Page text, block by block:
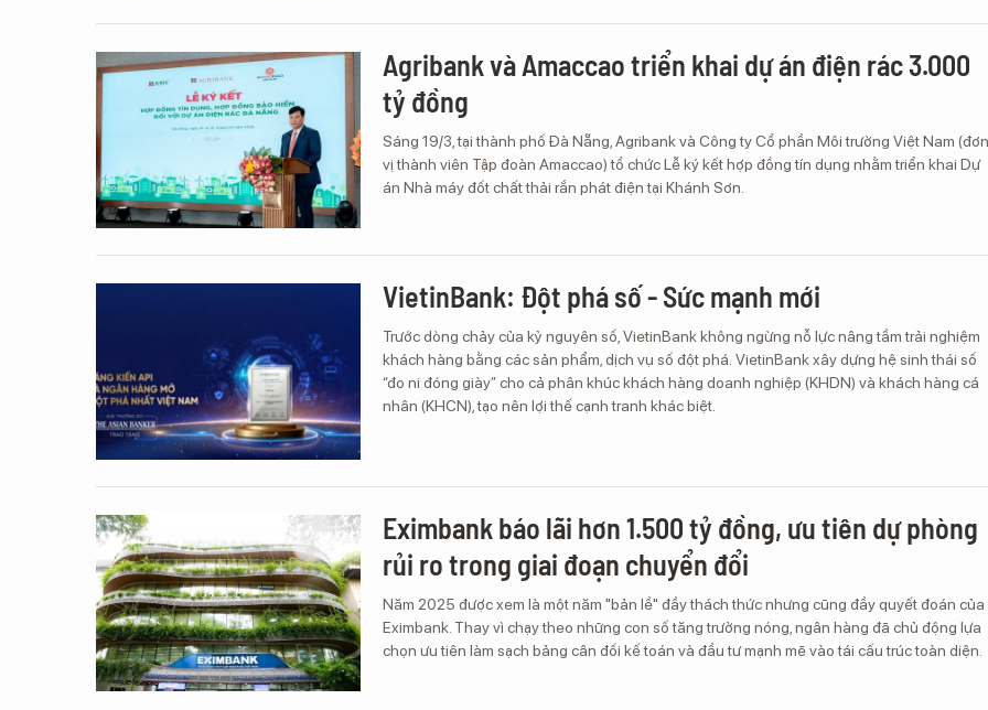
Agribank và Amaccao triển khai dự án điện rác 3.000
tỷ đồng
Sáng 19/3, tại thành phố Đà Nẵng, Agribank và Công ty Cổ phần Môi trường Việt Nam (đơn
vị thành viên Tập đoàn Amaccao) tổ chức Lễ ký kết hợp đồng tín dụng nhằm triển khai Dự
án Nhà máy đốt chất thải rắn phát điện tại Khánh Sơn.
VietinBank: Đột phá số - Sức mạnh mới
Trước dòng chảy của kỷ nguyên số, VietinBank không ngừng nỗ lực nâng tầm trải nghiệm
khách hàng bằng các sản phẩm, dịch vụ số đột phá. VietinBank xây dựng hệ sinh thái số
“đo ni đóng giày” cho cả phân khúc khách hàng doanh nghiệp (KHDN) và khách hàng cá
nhân (KHCN), tạo nên lợi thế cạnh tranh khác biệt.
Eximbank báo lãi hơn 1.500 tỷ đồng, ưu tiên dự phòng
rủi ro trong giai đoạn chuyển đổi
Năm 2025 được xem là một năm "bản lề" đầy thách thức nhưng cũng đầy quyết đoán của
Eximbank. Thay vì chạy theo những con số tăng trưởng nóng, ngân hàng đã chủ động lựa
chọn ưu tiên làm sạch bảng cân đối kế toán và đầu tư mạnh mẽ vào tái cấu trúc toàn diện.